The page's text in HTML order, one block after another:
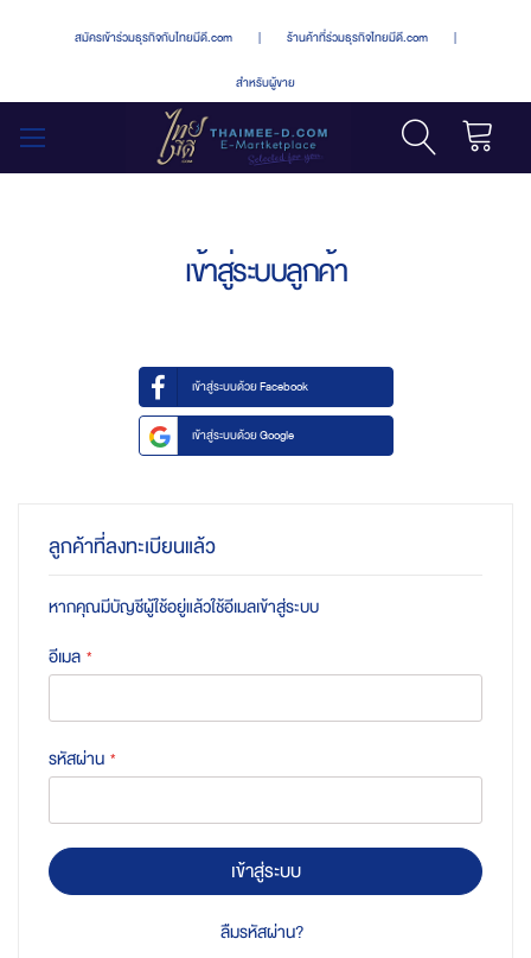
สมัครเข้าร่วมธุรกิจกับไทยมีดี.com | ร้านค้าที่ร่วมธุรกิจไทยมีดี.com |
สำหรับผู้ขาย
เข้าสู่ระบบลูกค้า
เข้าสู่ระบบด้วย Facebook
เข้าสู่ระบบด้วย Google
ลูกค้าที่ลงทะเบียนแล้ว
หากคุณมีบัญชีผู้ใช้อยู่แล้วใช้อีเมลเข้าสู่ระบบ
อีเมล
รหัสผ่าน
เข้าสู่ระบบ
ลืมรหัสผ่าน?